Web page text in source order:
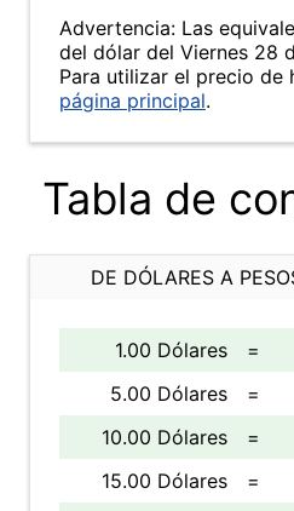
Advertencia: Las
del dólar del Viernes 28
Para utilizar el precio de
página principal.
Tabla de
DE DÓLARES A
1.00 Dólares =
5.00 Dólares
=
10.00 Dólares
=
15.00 Dólares
=